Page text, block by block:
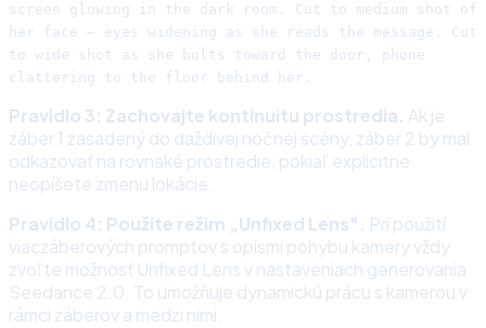
screen glowing in the dark room. Cut to medium shot of
her face — eyes widening as she reads the message. Cut
to wide shot as she bolts toward the door, phone
clattering to the floor behind her.
Pravidlo 3: Zachovajte kontinuitu prostredia. Ak je
záber 1 zasadený do daždivej nočnej scény, záber 2 by mal
odkazovať na rovnaké prostredie, pokiaľ explicitne
neopíšete zmenu lokácie.
Pravidlo 4: Použite režim „Unfixed Lens". Pri použití
viaczáberových promptov s opismi pohybu kamery vždy
zvoľte možnosť Unfixed Lens v nastaveniach generovania
Seedance 2.0. To umožňuje dynamickú prácu s kamerou v
rámci záberov a medzi nimi.